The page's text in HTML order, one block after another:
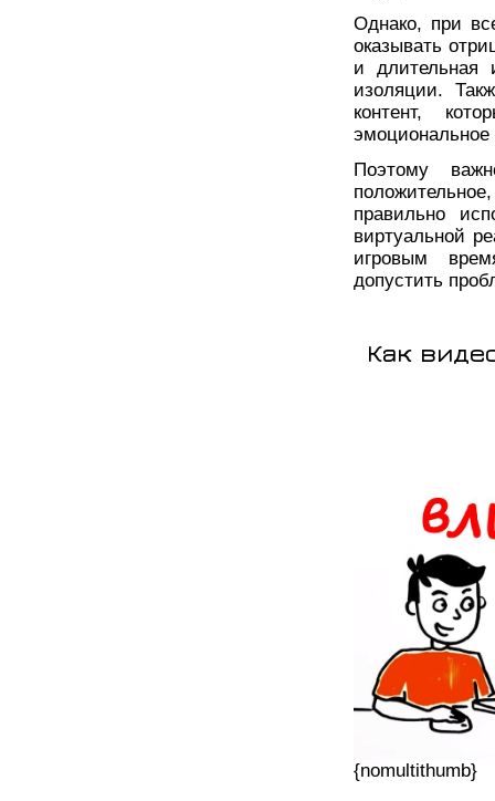
Однако, при
оказывать
и длительная
изоляции.
контент,
эмоциональное
Поэтому
правильно
виртуальной
игровым
допустить
Как
{nomultithumb}